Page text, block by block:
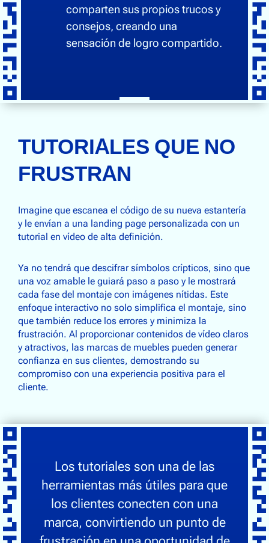
comparten sus propios trucos y
consejos, creando una
sensación de logro compartido.
TUTORIALES QUE NO
FRUSTRAN
Imagine que escanea el código de su nueva estantería
y le envían a una landing page personalizada con un
tutorial en vídeo de alta definición.
Ya no tendrá que descifrar símbolos crípticos, sino que
una voz amable le guiará paso a paso y le mostrará
cada fase del montaje con imágenes nítidas. Este
enfoque interactivo no solo simplifica el montaje, sino
que también reduce los errores y minimiza la
frustración. Al proporcionar contenidos de vídeo claros
y atractivos, las marcas de muebles pueden generar
confianza en sus clientes, demostrando su
compromiso con una experiencia positiva para el
cliente.
Los tutoriales son una de las
herramientas más útiles para que
los clientes conecten con una
marca, convirtiendo un punto de